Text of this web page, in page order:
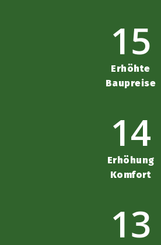
15
Erhöhte
Baupreise
14
Erhöhung
Komfort
13